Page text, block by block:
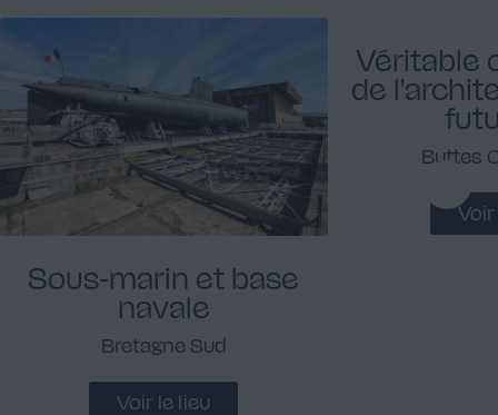
Sous-marin et base
navale
Bretagne Sud
Voir le lieu
Véritable
de
Buttes
Voir